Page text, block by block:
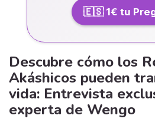
🇪🇸 1€ tu
Descubre cómo los
Akáshicos pueden
vida: Entrevista
experta de Wengo